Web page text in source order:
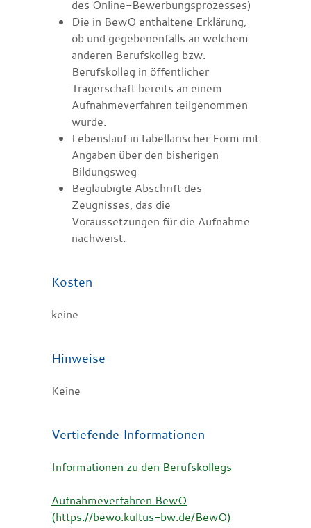
des Online-Bewerbungsprozesses)
Die in BewO enthaltene Erklärung,
ob und gegebenenfalls an welchem
anderen Berufskolleg bzw.
Berufskolleg in öffentlicher
Trägerschaft bereits an einem
Aufnahmeverfahren teilgenommen
wurde.
Lebenslauf in tabellarischer Form mit
Angaben über den bisherigen
Bildungsweg
Beglaubigte Abschrift des
Zeugnisses, das die
Voraussetzungen für die Aufnahme
nachweist.
Kosten
keine
Hinweise
Keine
Vertiefende Informationen
Informationen zu den Berufskollegs
Aufnahmeverfahren BewO
(https://bewo.kultus-bw.de/BewO)